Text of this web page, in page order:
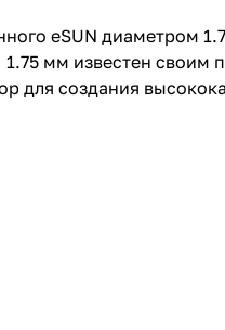
eSUN диаметром
мм известен своим
для создания